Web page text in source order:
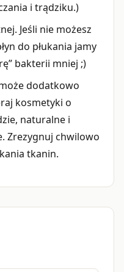
i trądziku.)
Jeśli nie możesz
do płukania jamy
bakterii mniej ;)
dodatkowo
kosmetyki o
naturalne i
Zrezygnuj chwilowo
tkanin.